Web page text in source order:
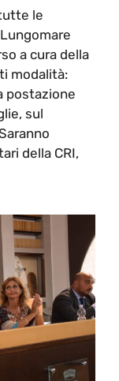
le
a cura della
modalità:
postazione
sul
della CRI,